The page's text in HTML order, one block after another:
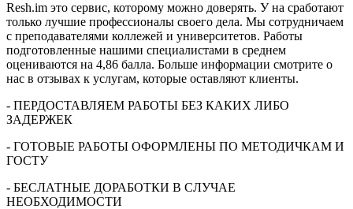
Resh.im это сервис, которому можно доверять. У на сработают
только лучшие профессионалы своего дела. Мы сотрудничаем
с преподавателями коллежей и университетов. Работы
подготовленные нашими специалистами в среднем
оцениваются на 4,86 балла. Больше информации смотрите о
нас в отзывах к услугам, которые оставляют клиенты.
- ПЕРДОСТАВЛЯЕМ РАБОТЫ БЕЗ КАКИХ ЛИБО
ЗАДЕРЖЕК
- ГОТОВЫЕ РАБОТЫ ОФОРМЛЕНЫ ПО МЕТОДИЧКАМ И
ГОСТУ
- БЕСЛАТНЫЕ ДОРАБОТКИ В СЛУЧАЕ
НЕОБХОДИМОСТИ